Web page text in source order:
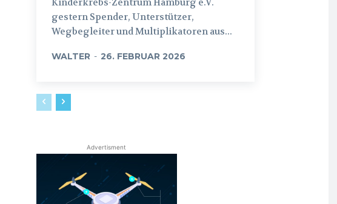
gestern Spender, Unterstützer,
Wegbegleiter und Multiplikatoren aus...
WALTER - 26. FEBRUAR 2026
Advertisment